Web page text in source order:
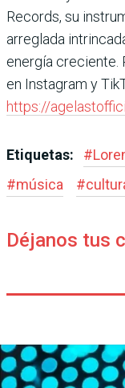
Records, su
arreglada
energía creciente.
en Instagram y
https://
Etiquetas: #
#música #
Déjanos tus